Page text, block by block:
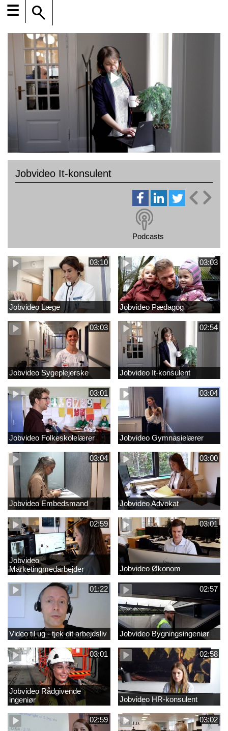
☰
Jobvideo It-konsulent
Podcasts
03:10
Jobvideo Læge
03:03
Jobvideo Pædagog
03:03
Jobvideo Sygeplejerske
02:54
Jobvideo It-konsulent
03:01
Jobvideo Folkeskolelærer
03:04
Jobvideo Gymnasielærer
03:04
Jobvideo Embedsmand
03:00
Jobvideo Advokat
02:59
Jobvideo
Marketingmedarbejder
03:01
Jobvideo Økonom
01:22
Video til ug - tjek dit arbejdsliv
02:57
Jobvideo Bygningsingeniør
03:01
Jobvideo Rådgivende
ingeniør
02:58
Jobvideo HR-konsulent
02:59 03:02